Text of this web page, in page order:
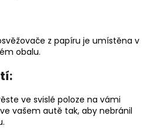
z papíru je umístěna v
obalu.
ve svislé poloze na vámi
vašem autě tak, aby nebránil